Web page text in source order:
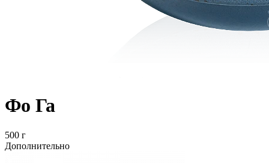
Фо Га
500 г
Дополнительно